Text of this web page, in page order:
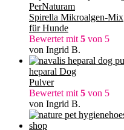
PerNaturam
Spirella Mikroalgen-Mix
für Hunde
Bewertet mit 5 von 5
von Ingrid B.
heparal Dog
Pulver
Bewertet mit 5 von 5
von Ingrid B.